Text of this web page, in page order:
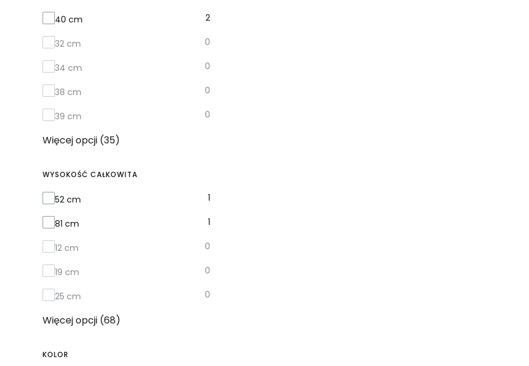
Głębokość
40 cm 2
32 cm 0
34 cm 0
38 cm 0
39 cm 0
Więcej opcji (35)
WYSOKOŚĆ CAŁKOWITA
Wysokość całkowita
52 cm 1
81 cm 1
12 cm 0
19 cm 0
25 cm 0
Więcej opcji (68)
KOLOR